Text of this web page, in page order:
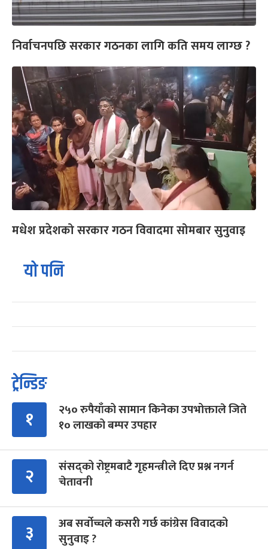
निर्वाचनपछि सरकार गठनका लागि कति समय लाग्छ ?
मधेश प्रदेशको सरकार गठन विवादमा सोमबार सुनुवाइ
यो पनि
ट्रेन्डिङ
१
२५० रुपैयाँको सामान किनेका उपभोक्ताले जिते
१० लाखको बम्पर उपहार
२
संसद्को रोष्ट्रमबाटै गृहमन्त्रीले दिए प्रश्न नगर्न
चेतावनी
३
अब सर्वोच्चले कसरी गर्छ कांग्रेस विवादको
सुनुवाइ ?